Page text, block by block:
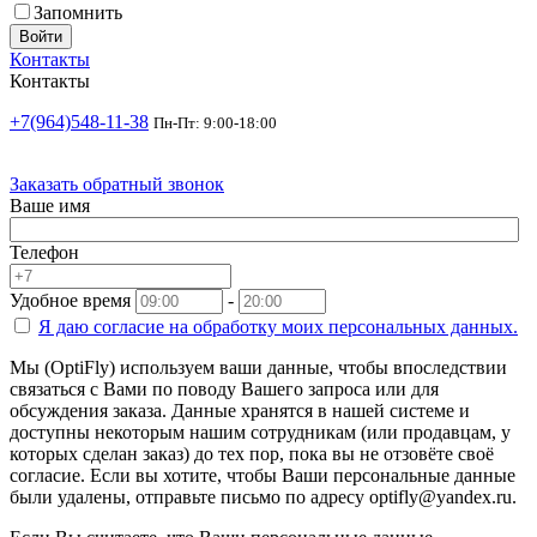
Запомнить
Войти
Контакты
Контакты
+7(964)548-11-38 Пн-Пт: 9:00-18:00
Заказать обратный звонок
Ваше имя
Телефон
Удобное время
-
Я даю согласие на обработку моих персональных данных.
Мы (OptiFly) используем ваши данные, чтобы впоследствии
связаться с Вами по поводу Вашего запроса или для
обсуждения заказа. Данные хранятся в нашей системе и
доступны некоторым нашим сотрудникам (или продавцам, у
которых сделан заказ) до тех пор, пока вы не отзовёте своё
согласие. Если вы хотите, чтобы Ваши персональные данные
были удалены, отправьте письмо по адресу optifly@yandex.ru.